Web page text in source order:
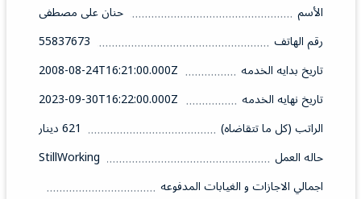
الأسم
حنان على مصطفى
رقم الهاتف
55837673
تاريخ بدايه الخدمه
2008-08-24T16:21:00.000Z
تاريخ نهايه الخدمه
2023-09-30T16:22:00.000Z
الراتب (كل ما تتقاضاه)
621 دينار
حاله العمل
StillWorking
اجمالي الاجازات و الغيابات المدفوعه